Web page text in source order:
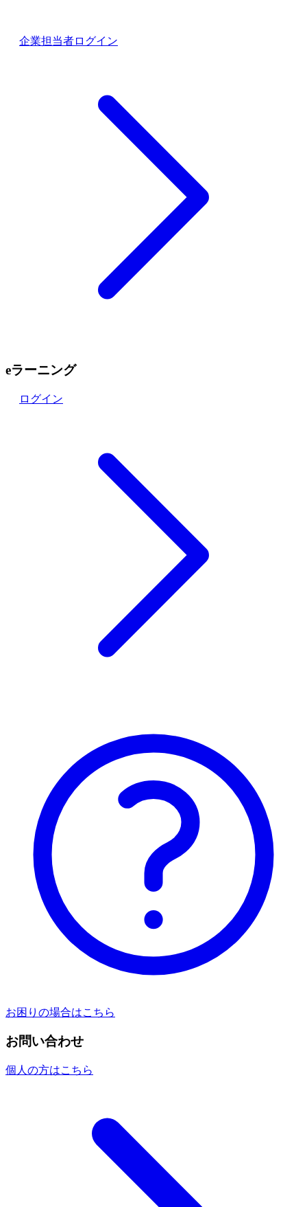
企業担当者ログイン
eラーニング
ログイン
お困りの場合はこちら
お問い合わせ
個人の方はこちら